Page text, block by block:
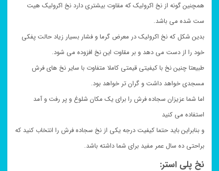
همچنین گونه از نخ اکرولیک که مقاوت بیشتری دارد نخ اکرولیک هیت
ست شده می باشد.
بدین شکل که نخ اکرولیک در معرض گرما و فشار بسیار زیاد حالت پفکی
خود را از دست می دهد و بر مقاوت این نخ افزوده می شود.
طبیعتا چنین نخ با کیفیتی قیمتی کاملا متفاوت با سایر نخ های فرش
مسجدی خواهد داشت و گران تر خواهد بود.
اما شما عزیزان سجاده فرش را برای یک مکان شلوغ و پر رفت و آمد
استفاده می کنید
و بنابراین باید حتما کیفیت درجه یکی از نخ سجاده فرش را انتخاب کنید که
براحتی ده سال عمر مفید برای شما داشته باشد.
نخ پلی استر: